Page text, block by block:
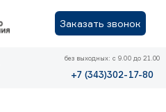
Заказать звонок
без выходных: с 9.00 до 21.00
+7 (343)302-17-80